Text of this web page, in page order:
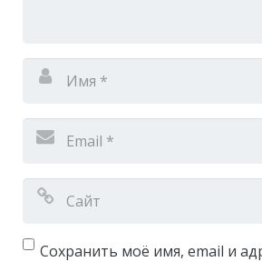
Сохранить моё имя, email и